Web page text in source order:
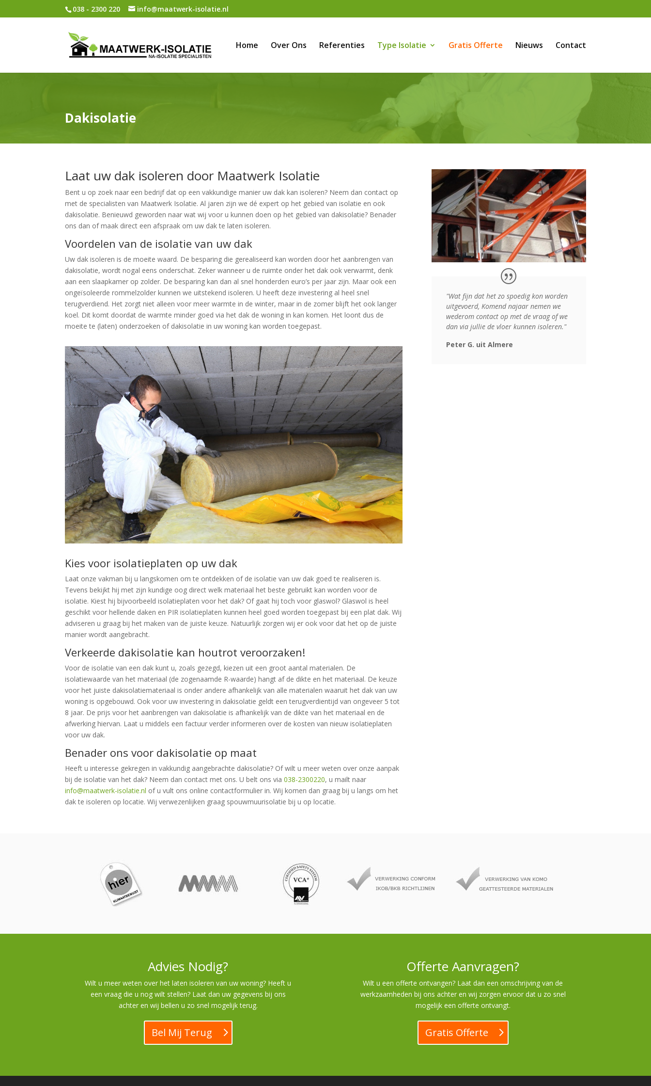
038 - 2300 220 info@maatwerk-isolatie.nl
Home Over Ons Referenties Type Isolatie Gratis Offerte Nieuws Contact
Dakisolatie
Laat uw dak isoleren door Maatwerk Isolatie
Bent u op zoek naar een bedrijf dat op een vakkundige manier uw dak kan isoleren? Neem dan contact op
met de specialisten van Maatwerk Isolatie. Al jaren zijn we dé expert op het gebied van isolatie en ook
dakisolatie. Benieuwd geworden naar wat wij voor u kunnen doen op het gebied van dakisolatie? Benader
ons dan of maak direct een afspraak om uw dak te laten isoleren.
Voordelen van de isolatie van uw dak
Uw dak isoleren is de moeite waard. De besparing die gerealiseerd kan worden door het aanbrengen van
dakisolatie, wordt nogal eens onderschat. Zeker wanneer u de ruimte onder het dak ook verwarmt, denk
aan een slaapkamer op zolder. De besparing kan dan al snel honderden euro’s per jaar zijn. Maar ook een
ongeïsoleerde rommelzolder kunnen we uitstekend isoleren. U heeft deze investering al heel snel
terugverdiend. Het zorgt niet alleen voor meer warmte in de winter, maar in de zomer blijft het ook langer
koel. Dit komt doordat de warmte minder goed via het dak de woning in kan komen. Het loont dus de
moeite te (laten) onderzoeken of dakisolatie in uw woning kan worden toegepast.
Kies voor isolatieplaten op uw dak
Laat onze vakman bij u langskomen om te ontdekken of de isolatie van uw dak goed te realiseren is.
Tevens bekijkt hij met zijn kundige oog direct welk materiaal het beste gebruikt kan worden voor de
isolatie. Kiest hij bijvoorbeeld isolatieplaten voor het dak? Of gaat hij toch voor glaswol? Glaswol is heel
geschikt voor hellende daken en PIR isolatieplaten kunnen heel goed worden toegepast bij een plat dak. Wij
adviseren u graag bij het maken van de juiste keuze. Natuurlijk zorgen wij er ook voor dat het op de juiste
manier wordt aangebracht.
Verkeerde dakisolatie kan houtrot veroorzaken!
Voor de isolatie van een dak kunt u, zoals gezegd, kiezen uit een groot aantal materialen. De
isolatiewaarde van het materiaal (de zogenaamde R-waarde) hangt af de dikte en het materiaal. De keuze
voor het juiste dakisolatiemateriaal is onder andere afhankelijk van alle materialen waaruit het dak van uw
woning is opgebouwd. Ook voor uw investering in dakisolatie geldt een terugverdientijd van ongeveer 5 tot
8 jaar. De prijs voor het aanbrengen van dakisolatie is afhankelijk van de dikte van het materiaal en de
afwerking hiervan. Laat u middels een factuur verder informeren over de kosten van nieuw isolatieplaten
voor uw dak.
Benader ons voor dakisolatie op maat
Heeft u interesse gekregen in vakkundig aangebrachte dakisolatie? Of wilt u meer weten over onze aanpak
bij de isolatie van het dak? Neem dan contact met ons. U belt ons via038-2300220, u mailt naar
info@maatwerk-isolatie.nl of u vult ons online contactformulier in. Wij komen dan graag bij u langs om het
dak te isoleren op locatie. Wij verwezenlijken graag spouwmuurisolatie bij u op locatie.
"Wat fijn dat het zo spoedig kon worden
uitgevoerd, Komend najaar nemen we
wederom contact op met de vraag of we
dan via jullie de vloer kunnen isoleren."
Peter G. uit Almere
Advies Nodig?
Wilt u meer weten over het laten isoleren van uw woning? Heeft u
een vraag die u nog wilt stellen? Laat dan uw gegevens bij ons
achter en wij bellen u zo snel mogelijk terug.
Bel Mij Terug
Offerte Aanvragen?
Wilt u een offerte ontvangen? Laat dan een omschrijving van de
werkzaamheden bij ons achter en wij zorgen ervoor dat u zo snel
mogelijk een offerte ontvangt.
Gratis Offerte